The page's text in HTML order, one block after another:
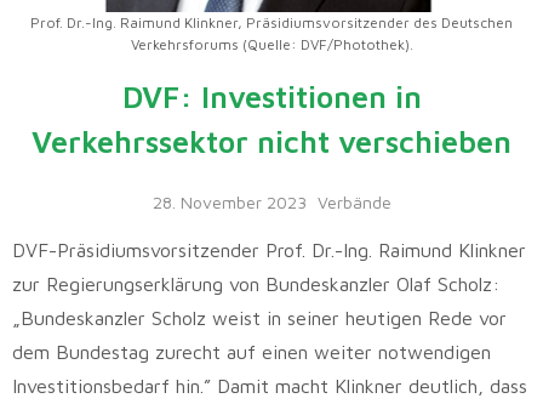
Prof. Dr.-Ing. Raimund Klinkner, Präsidiumsvorsitzender des Deutschen
Verkehrsforums (Quelle: DVF/Photothek).
DVF: Investitionen in
Verkehrssektor nicht verschieben
28. November 2023 Verbände
DVF-Präsidiumsvorsitzender Prof. Dr.-Ing. Raimund Klinkner
zur Regierungserklärung von Bundeskanzler Olaf Scholz:
„Bundeskanzler Scholz weist in seiner heutigen Rede vor
dem Bundestag zurecht auf einen weiter notwendigen
Investitionsbedarf hin.” Damit macht Klinkner deutlich, dass